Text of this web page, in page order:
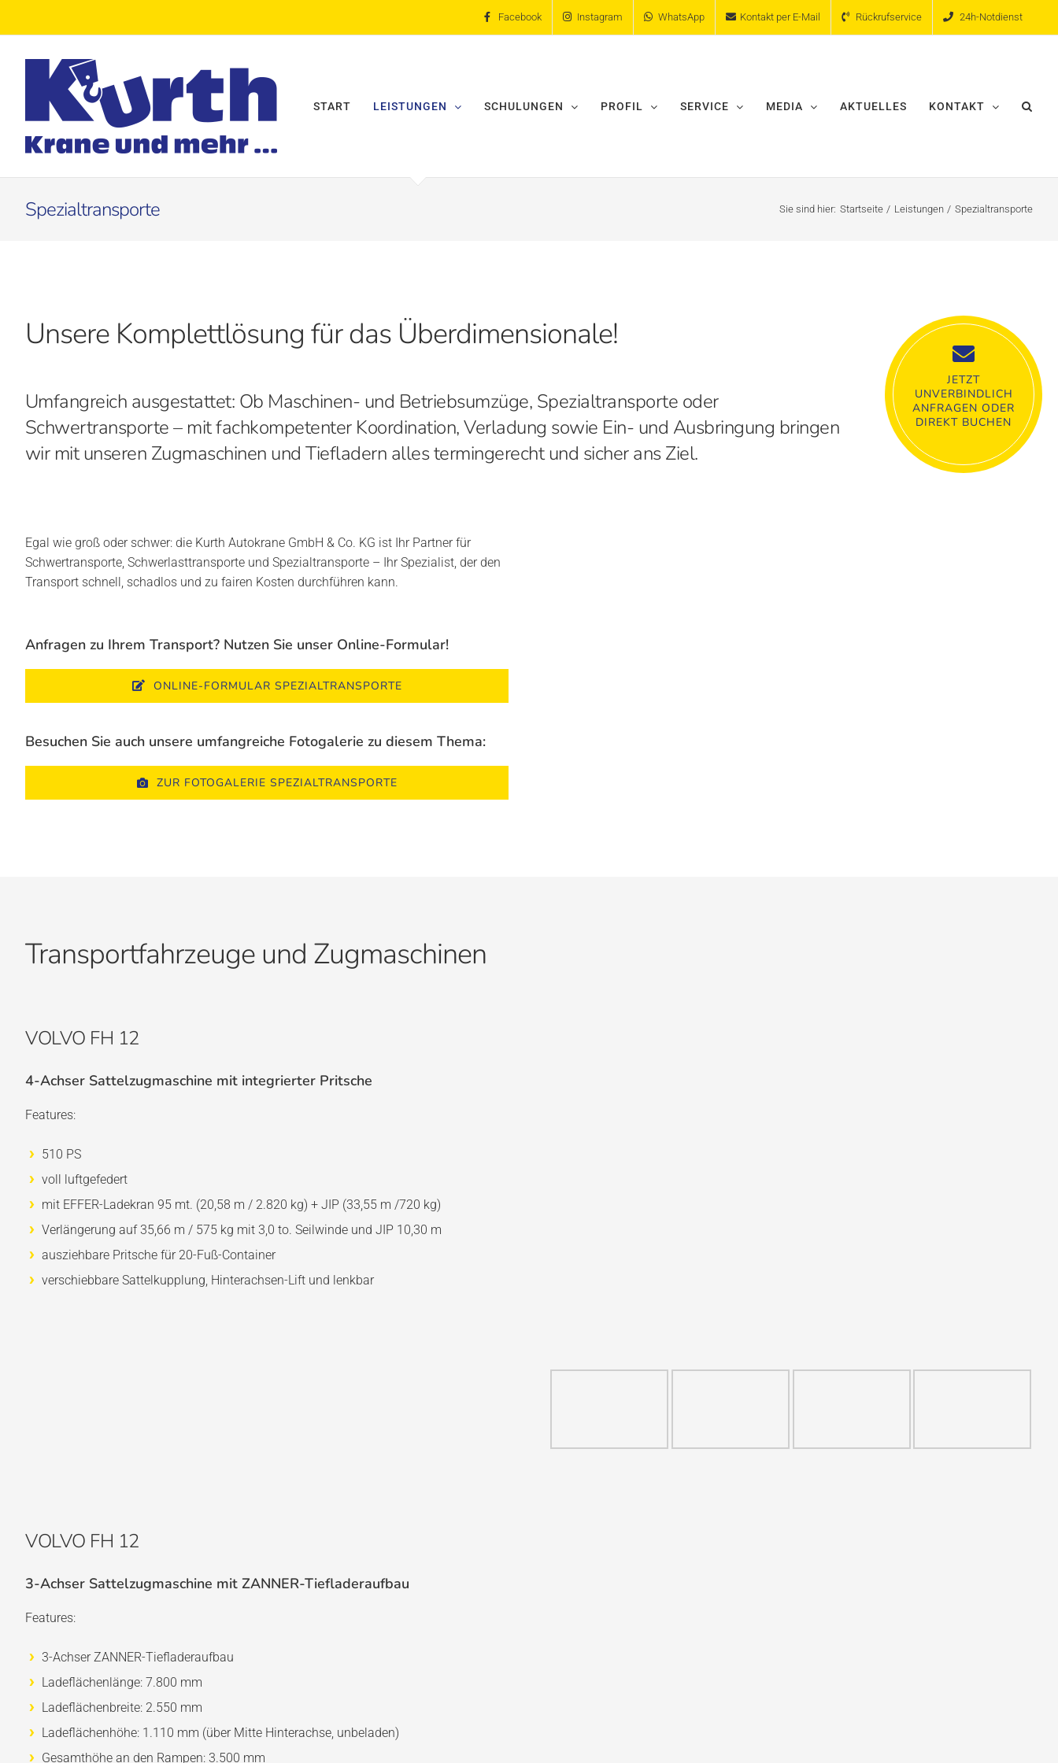
Facebook Instagram WhatsApp Kontakt per E-Mail Rückrufservice 24h-Notdienst
START LEISTUNGEN SCHULUNGEN PROFIL SERVICE MEDIA AKTUELLES KONTAKT
Spezialtransporte Sie sind hier: Startseite Leistungen Spezialtransporte
Unsere Komplettlösung für das Überdimensionale!
Umfangreich ausgestattet: Ob Maschinen- und Betriebsumzüge, Spezialtransporte oder
Schwertransporte – mit fachkompetenter Koordination, Verladung sowie Ein- und Ausbringung bringen
wir mit unseren Zugmaschinen und Tiefladern alles termingerecht und sicher ans Ziel.
JETZT
UNVERBINDLICH
ANFRAGEN ODER
DIREKT BUCHEN
Egal wie groß oder schwer: die Kurth Autokrane GmbH & Co. KG ist Ihr Partner für
Schwertransporte, Schwerlasttransporte und Spezialtransporte – Ihr Spezialist, der den
Transport schnell, schadlos und zu fairen Kosten durchführen kann.
Anfragen zu Ihrem Transport? Nutzen Sie unser Online-Formular!
ONLINE-FORMULAR SPEZIALTRANSPORTE
Besuchen Sie auch unsere umfangreiche Fotogalerie zu diesem Thema:
ZUR FOTOGALERIE SPEZIALTRANSPORTE
Transportfahrzeuge und Zugmaschinen
VOLVO FH 12
4-Achser Sattelzugmaschine mit integrierter Pritsche
Features:
510 PS
voll luftgefedert
mit EFFER-Ladekran 95 mt. (20,58 m / 2.820 kg) + JIP (33,55 m /720 kg)
Verlängerung auf 35,66 m / 575 kg mit 3,0 to. Seilwinde und JIP 10,30 m
ausziehbare Pritsche für 20-Fuß-Container
verschiebbare Sattelkupplung, Hinterachsen-Lift und lenkbar
VOLVO FH 12
3-Achser Sattelzugmaschine mit ZANNER-Tiefladeraufbau
Features:
3-Achser ZANNER-Tiefladeraufbau
Ladeflächenlänge: 7.800 mm
Ladeflächenbreite: 2.550 mm
Ladeflächenhöhe: 1.110 mm (über Mitte Hinterachse, unbeladen)
Gesamthöhe an den Rampen: 3.500 mm